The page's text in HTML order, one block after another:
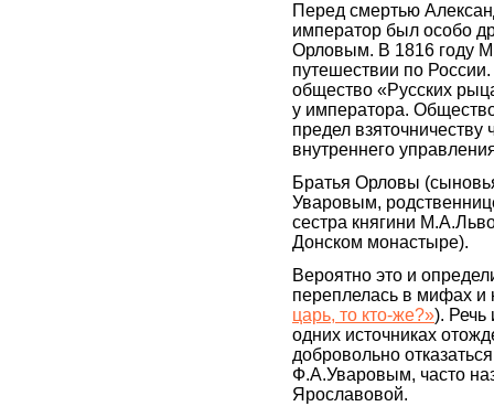
Перед смертью
император был особо
Орловым. В 1816 году
путешествии по
общество «Русских
у императора.
предел
внутреннего
Братья Орловы
Уваровым,
сестра княгини
Донском монастыре).
Вероятно это и
переплелась в мифах и
царь, то кто-же?»). Речь
одних источниках
добровольно
Ф.А.Уваровым, часто
Ярославовой.